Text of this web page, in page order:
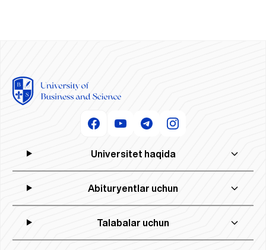
Universitet haqida
Abituryentlar uchun
Talabalar uchun